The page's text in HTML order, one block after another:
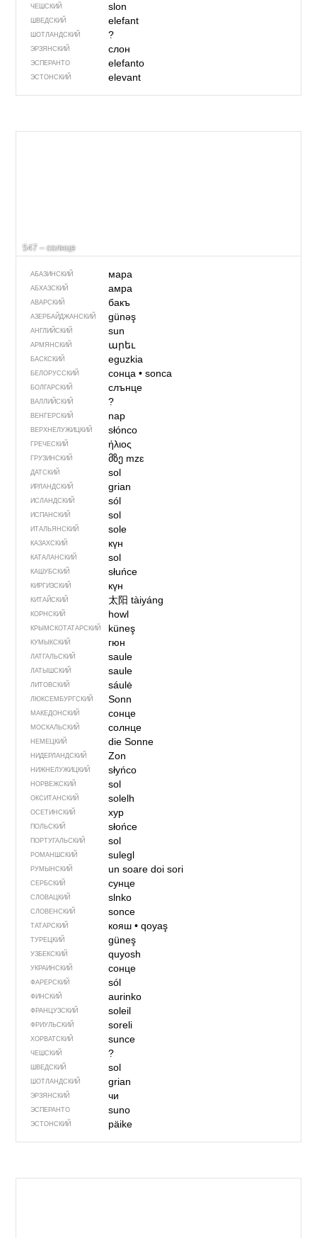
ЧЕШСКИЙ slon
ШВЕДСКИЙ elefant
ШОТЛАНДСКИЙ ?
ЭРЗЯНСКИЙ слон
ЭСПЕРАНТО elefanto
ЭСТОНСКИЙ elevant
547 – солнце
АБАЗИНСКИЙ мара
АБХАЗСКИЙ амра
АВАРСКИЙ бакъ
АЗЕРБАЙДЖАН­СКИЙ günəş
АНГЛИЙСКИЙ sun
АРМЯНСКИЙ արեւ
БАСКСКИЙ eguzkia
БЕЛОРУССКИЙ сонца• sonca
БОЛГАРСКИЙ слънце
ВАЛЛИЙСКИЙ ?
ВЕНГЕРСКИЙ nap
ВЕРХНЕЛУЖИЦКИЙ słónco
ГРЕЧЕСКИЙ ήλιος
ГРУЗИНСКИЙ მზე mzɛ
ДАТСКИЙ sol
ИРЛАНДСКИЙ grian
ИСЛАНДСКИЙ sól
ИСПАНСКИЙ sol
ИТАЛЬЯНСКИЙ sole
КАЗАХСКИЙ күн
КАТАЛАНСКИЙ sol
КАШУБСКИЙ słuńce
КИРГИЗСКИЙ күн
КИТАЙСКИЙ 太阳tàiyáng
КОРНСКИЙ howl
КРЫМСКО­ТАТАРСКИЙ küneş
КУМЫКСКИЙ гюн
ЛАТГАЛЬСКИЙ saule
ЛАТЫШСКИЙ saule
ЛИТОВСКИЙ sáulė
ЛЮКСЕМБУРГСКИЙ Sonn
МАКЕДОНСКИЙ сонце
МОСКАЛЬСКИЙ солнце
НЕМЕЦКИЙ die Sonne
НИДЕРЛАНДСКИЙ Zon
НИЖНЕЛУЖИЦКИЙ słyńco
НОРВЕЖСКИЙ sol
ОКСИТАНСКИЙ solelh
ОСЕТИНСКИЙ хур
ПОЛЬСКИЙ słońce
ПОРТУГАЛЬСКИЙ sol
РОМАНШСКИЙ sulegl
РУМЫНСКИЙ un soaredoi sori
СЕРБСКИЙ сунце
СЛОВАЦКИЙ slnko
СЛОВЕНСКИЙ sonce
ТАТАРСКИЙ кояш• qoyaş
ТУРЕЦКИЙ güneş
УЗБЕКСКИЙ quyosh
УКРАИНСКИЙ сонце
ФАРЕРСКИЙ sól
ФИНСКИЙ aurinko
ФРАНЦУЗСКИЙ soleil
ФРИУЛЬСКИЙ soreli
ХОРВАТСКИЙ sunce
ЧЕШСКИЙ ?
ШВЕДСКИЙ sol
ШОТЛАНДСКИЙ grian
ЭРЗЯНСКИЙ чи
ЭСПЕРАНТО suno
ЭСТОНСКИЙ päike